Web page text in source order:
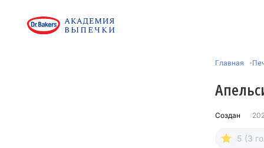
Главная
Создан
5 (3